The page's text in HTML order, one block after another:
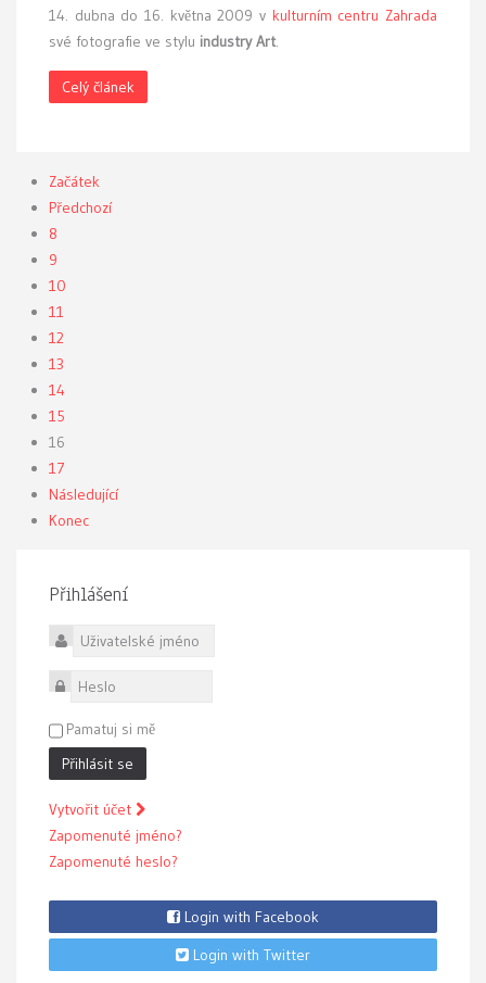
14. dubna do 16. května 2009 v kulturním centru Zahrada
své fotografie ve stylu industry Art.
Celý článek
Začátek
Předchozí
8
9
10
11
12
13
14
15
16
17
Následující
Konec
Přihlášení
Uživatelské jméno
Heslo
Pamatuj si mě
Přihlásit se
Vytvořit účet
Zapomenuté jméno?
Zapomenuté heslo?
Login with Facebook
Login with Twitter